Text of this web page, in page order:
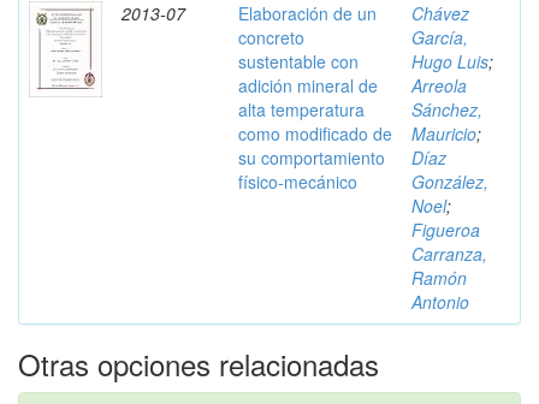
2013-07
Elaboración de un
concreto
sustentable con
adición mineral de
alta temperatura
como modificado de
su comportamiento
físico-mecánico
Chávez
García,
Hugo Luis;
Arreola
Sánchez,
Mauricio;
Díaz
González,
Noel;
Figueroa
Carranza,
Ramón
Antonio
Otras opciones relacionadas